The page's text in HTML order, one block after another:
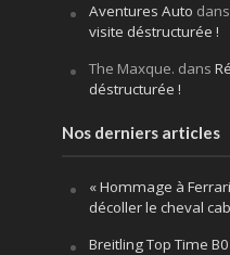
Aventures Auto dans
visite déstructurée !
The Maxque. dans
déstructurée !
Nos derniers articles
« Hommage à
décoller le cheval
Breitling Top Time